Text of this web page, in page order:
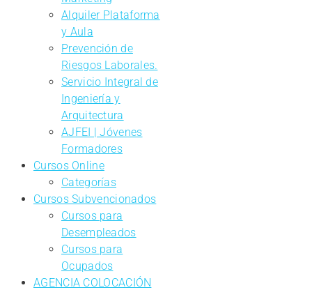
Alquiler Plataforma
y Aula
Prevención de
Riesgos Laborales.
Servicio Integral de
Ingeniería y
Arquitectura
AJFEI | Jóvenes
Formadores
Cursos Online
Categorías
Cursos Subvencionados
Cursos para
Desempleados
Cursos para
Ocupados
AGENCIA COLOCACIÓN